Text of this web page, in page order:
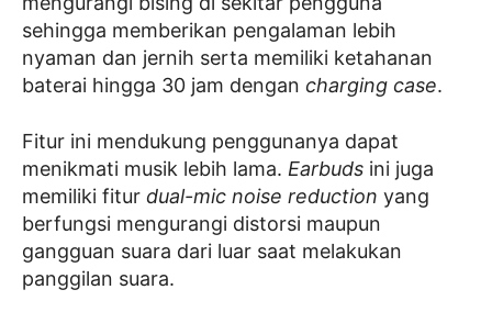
sehingga memberikan pengalaman lebih
nyaman dan jernih serta memiliki ketahanan
baterai hingga 30 jam dengan charging case.
Fitur ini mendukung penggunanya dapat
menikmati musik lebih lama. Earbuds ini juga
memiliki fitur dual-mic noise reduction yang
berfungsi mengurangi distorsi maupun
gangguan suara dari luar saat melakukan
panggilan suara.